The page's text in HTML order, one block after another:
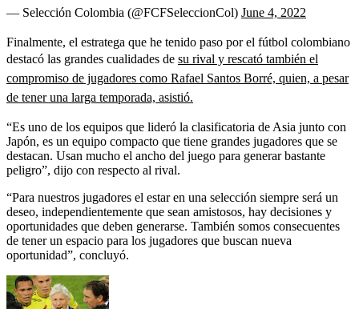
— Selección Colombia (@FCFSeleccionCol) June 4, 2022
Finalmente, el estratega que he tenido paso por el fútbol colombiano
destacó las grandes cualidades de su rival y rescató también el
compromiso de jugadores como Rafael Santos Borré, quien, a pesar
de tener una larga temporada, asistió.
“Es uno de los equipos que lideró la clasificatoria de Asia junto con
Japón, es un equipo compacto que tiene grandes jugadores que se
destacan. Usan mucho el ancho del juego para generar bastante
peligro”, dijo con respecto al rival.
“Para nuestros jugadores el estar en una selección siempre será un
deseo, independientemente que sean amistosos, hay decisiones y
oportunidades que deben generarse. También somos consecuentes
de tener un espacio para los jugadores que buscan nueva
oportunidad”, concluyó.